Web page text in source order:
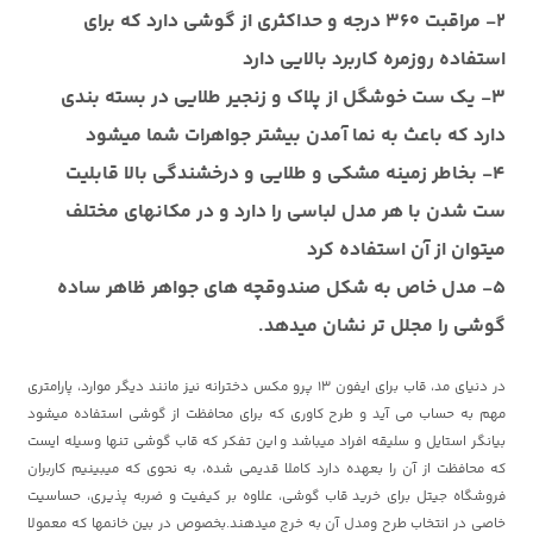
2- مراقبت 360 درجه و حداکثری از گوشی دارد که برای
استفاده روزمره کاربرد بالایی دارد
3- یک ست خوشگل از پلاک و زنجیر طلایی در بسته بندی
دارد که باعث به نما آمدن بیشتر جواهرات شما میشود
4- بخاطر زمینه مشکی و طلایی و درخشندگی بالا قابلیت
ست شدن با هر مدل لباسی را دارد و در مکانهای مختلف
میتوان از آن استفاده کرد
5- مدل خاص به شکل صندوقچه های جواهر ظاهر ساده
گوشی را مجلل تر نشان میدهد.
در دنیای مد،قاب برای ایفون 13 پرو مکس دخترانه
نیز مانند دیگر موارد، پارامتری
مهم به حساب می آید و طرح کاوری که برای محافظت از گوشی استفاده میشود
بیانگر استایل و سلیقه افراد میباشد و این تفکر که قاب گوشی تنها وسیله ایست
که محافظت از آن را بعهده دارد کاملا قدیمی شده، به نحوی که میبینیم کاربران
فروشگاه جیتل برای خرید قاب گوشی، علاوه بر کیفیت و ضربه پذیری، حساسیت
خاصی در انتخاب طرح ومدل آن به خرج میدهند.بخصوص در بین خانمها که معمولا